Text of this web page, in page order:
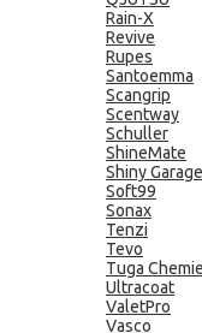
Rain-X
Revive
Rupes
Santoemma
Scangrip
Scentway
Schuller
ShineMate
Shiny Garage
Soft99
Sonax
Tenzi
Tevo
Tuga Chemie
Ultracoat
ValetPro
Vasco